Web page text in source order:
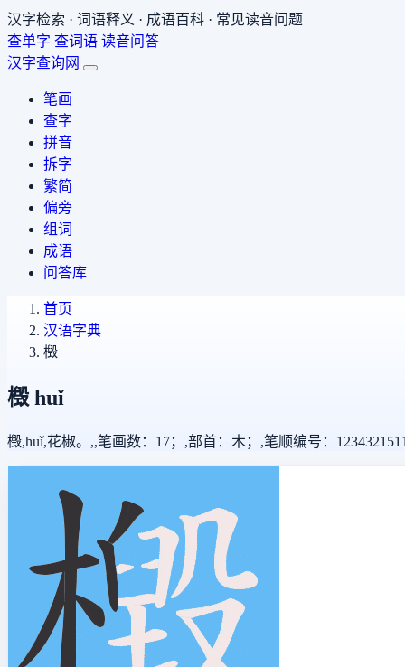
汉字检索 · 词语释义 · 成语百科 · 常见读音问题
查单字 查词语 读音问答
汉字查询网
笔画
查字
拼音
拆字
繁简
偏旁
组词
成语
问答库
首页
汉语字典
檓
檓huǐ
檓,huǐ,花椒。,,笔画数：17；,部首：木；,笔顺编号：